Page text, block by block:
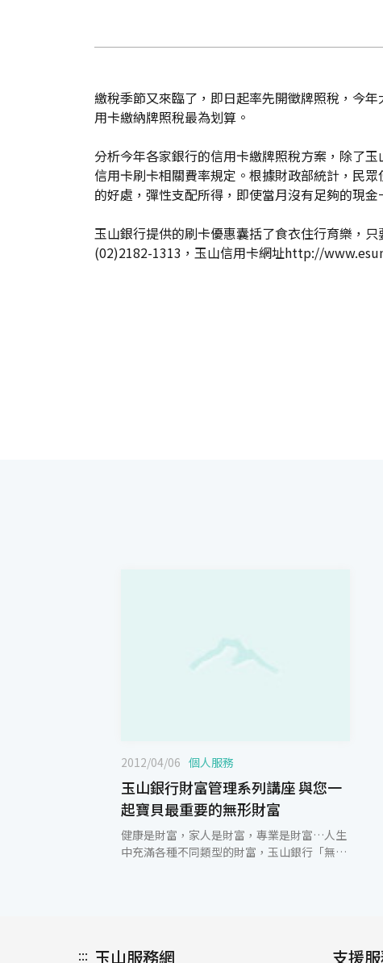
繳稅季節又來臨了，即日起率先開徵牌照稅，今
用卡繳納牌照稅最為划算。
分析今年各家銀行的信用卡繳牌照稅方案，除了
信用卡刷卡相關費率規定。根據財政部統計，民
的好處，彈性支配所得，即使當月沒有足夠的現
玉山銀行提供的刷卡優惠囊括了食衣住行育樂，
(02)2182-1313，玉山信用卡網址http://
2012/04/06 個人服務
玉山銀行財富管理系列講座 與您一
起寶貝最重要的無形財富
健康是財富，家人是財富，專業是財富…人生
中充滿各種不同類型的財富，玉山銀行「無價
續舉行多元的VIP講座，回饋優質顧客長期的
::: 玉山服務網 支援